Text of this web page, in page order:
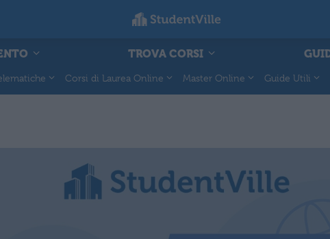
TROVA CORSI
Corsi di Laurea Online Master Online Guide Utili